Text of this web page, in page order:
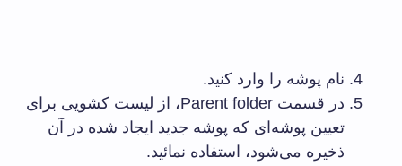
نام پوشه را وارد کنید.
در قسمت Parent folder، از لیست کشویی برای
تعیین پوشه‌ای که پوشه جدید ایجاد شده در آن
ذخیره می‌شود، استفاده نمائید.